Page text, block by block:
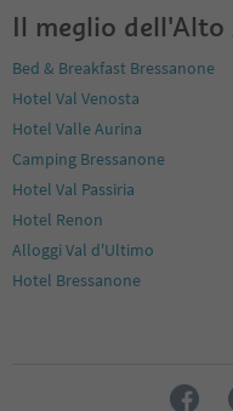
Il meglio dell'Alto
Bed & Breakfast Bressanone
Hotel Val Venosta
Hotel Valle Aurina
Camping Bressanone
Hotel Val Passiria
Hotel Renon
Alloggi Val d'Ultimo
Hotel Bressanone